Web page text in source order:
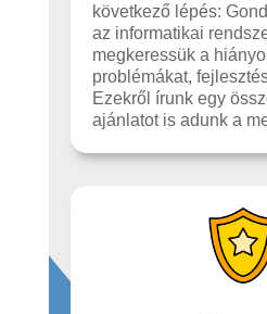
következő lépés:
az informatikai
megkeressük a
problémákat,
Ezekről írunk egy
ajánlatot is adunk a